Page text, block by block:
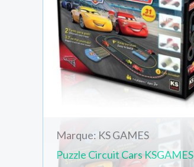
Marque: KS GAMES
Puzzle Circuit Cars KSGAMES